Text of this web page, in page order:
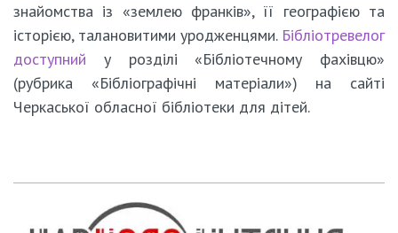
знайомства із «землею франків», її географією та
історією, талановитими уродженцями. Бібліотревелог
доступний у розділі «Бібліотечному фахівцю»
(рубрика «Бібліографічні матеріали») на сайті
Черкаської обласної бібліотеки для дітей.